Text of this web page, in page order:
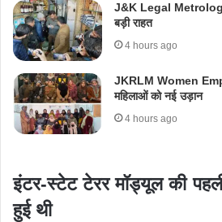
J&K Legal
बड़ी राहत
4 hours ago
JKRLM Women
महिलाओं को नई उड़ान
4 hours ago
इंटर-स्टेट टेरर मॉड्यूल की
हुई थी